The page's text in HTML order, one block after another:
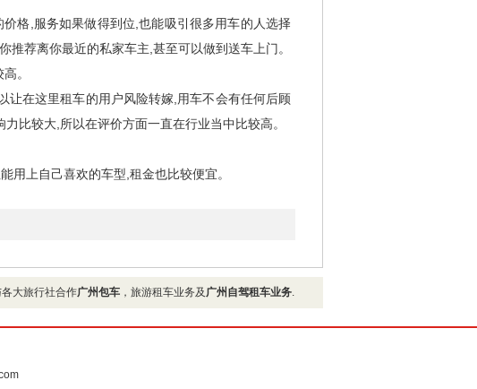
格,服务如果做得到位,也能吸引很多用车的人选择
荐离你最近的私家车主,甚至可以做到送车上门。
。
让在这里租车的用户风险转嫁,用车不会有任何后顾
比较大,所以在评价方面一直在行业当中比较高。
上自己喜欢的车型,租金也比较便宜。
各大旅行社合作广州包车 ，旅游租车业务及 广州自驾租车业务.